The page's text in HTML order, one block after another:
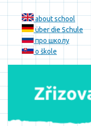
about school
über die Schule
про школу
o škole